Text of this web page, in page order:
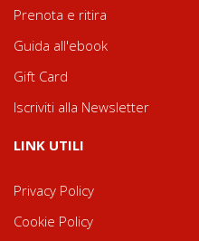
Prenota e ritira
Guida all'ebook
Gift Card
Iscriviti alla Newsletter
LINK UTILI
Privacy Policy
Cookie Policy